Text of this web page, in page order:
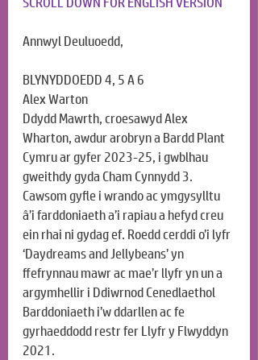
Annwyl Deuluoedd,
BLYNYDDOEDD 4, 5 A 6
Alex Warton
Ddydd Mawrth, croesawyd Alex
Wharton, awdur arobryn a Bardd Plant
Cymru ar gyfer 2023-25, i gwblhau
gweithdy gyda Cham Cynnydd 3.
Cawsom gyfle i wrando ac ymgysylltu
â’i farddoniaeth a’i rapiau a hefyd creu
ein rhai ni gydag ef. Roedd cerddi o’i lyfr
‘Daydreams and Jellybeans’ yn
ffefrynnau mawr ac mae’r llyfr yn un a
argymhellir i Ddiwrnod Cenedlaethol
Barddoniaeth i’w ddarllen ac fe
gyrhaeddodd restr fer Llyfr y Flwyddyn
2021.